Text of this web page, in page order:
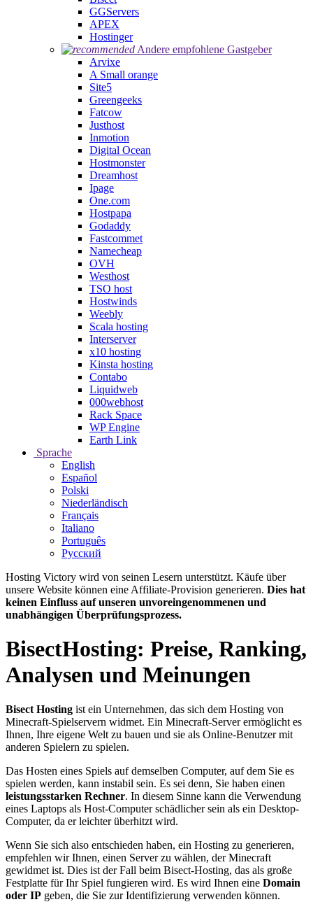
GGServers
APEX
Hostinger
Andere empfohlene Gastgeber
Arvixe
A Small orange
Site5
Greengeeks
Fatcow
Justhost
Inmotion
Digital Ocean
Hostmonster
Dreamhost
Ipage
One.com
Hostpapa
Godaddy
Fastcommet
Namecheap
OVH
Westhost
TSO host
Hostwinds
Weebly
Scala hosting
Interserver
x10 hosting
Kinsta hosting
Contabo
Liquidweb
000webhost
Rack Space
WP Engine
Earth Link
Sprache
English
Español
Polski
Niederländisch
Français
Italiano
Português
Русский
Hosting Victory wird von seinen Lesern unterstützt. Käufe über
unsere Website können eine Affiliate-Provision generieren. Dies hat
keinen Einfluss auf unseren unvoreingenommenen und
unabhängigen Überprüfungsprozess.
BisectHosting: Preise, Ranking,
Analysen und Meinungen
Bisect Hosting ist ein Unternehmen, das sich dem Hosting von
Minecraft-Spielservern widmet. Ein Minecraft-Server ermöglicht es
Ihnen, Ihre eigene Welt zu bauen und sie als Online-Benutzer mit
anderen Spielern zu spielen.
Das Hosten eines Spiels auf demselben Computer, auf dem Sie es
spielen werden, kann instabil sein. Es sei denn, Sie haben einen
leistungsstarken Rechner. In diesem Sinne kann die Verwendung
eines Laptops als Host-Computer schädlicher sein als ein Desktop-
Computer, da er leichter überhitzt wird.
Wenn Sie sich also entschieden haben, ein Hosting zu generieren,
empfehlen wir Ihnen, einen Server zu wählen, der Minecraft
gewidmet ist. Dies ist der Fall beim Bisect-Hosting, das als große
Festplatte für Ihr Spiel fungieren wird. Es wird Ihnen eine Domain
oder IP geben, die Sie zur Identifizierung verwenden können.